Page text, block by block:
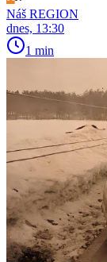
Náš REGION
dnes, 13:30
1 min